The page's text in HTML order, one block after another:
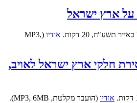
על ארץ ישראל
תשע"ח, 20 דקות. אודיו (MP3,
חלקי ארץ ישראל לאויב,
אודיו (הועבר מקלטת, MP3, 6MB).